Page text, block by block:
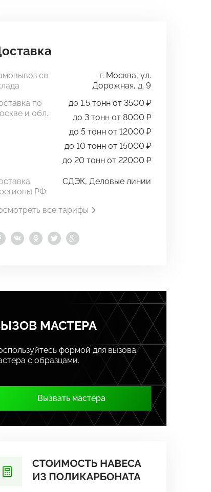
со
г. Москва, ул.
Дорожная, д. 9
по
и обл.:
до 1.5 тонн от 3500 ₽
до 3 тонн от 8000 ₽
до 5 тонн от 12000 ₽
до 10 тонн от 15000 ₽
до 20 тонн от 22000 ₽
РФ:
СДЭК, Деловые линии
все тарифы
МАСТЕРА
формой для вызова
с образцами.
Вызвать мастера